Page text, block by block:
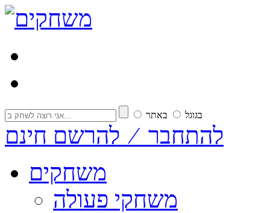
בגוגל באתר
להתחבר ⁄ להרשם חינם
משחקים
משחקי פעולה